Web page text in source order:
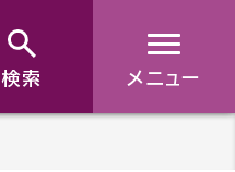
検索 メニュー